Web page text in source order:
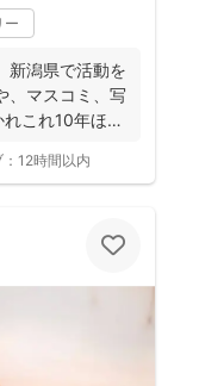
ー
新潟県で活動を
、マスコミ、写
これ10年ほど
12時間以内